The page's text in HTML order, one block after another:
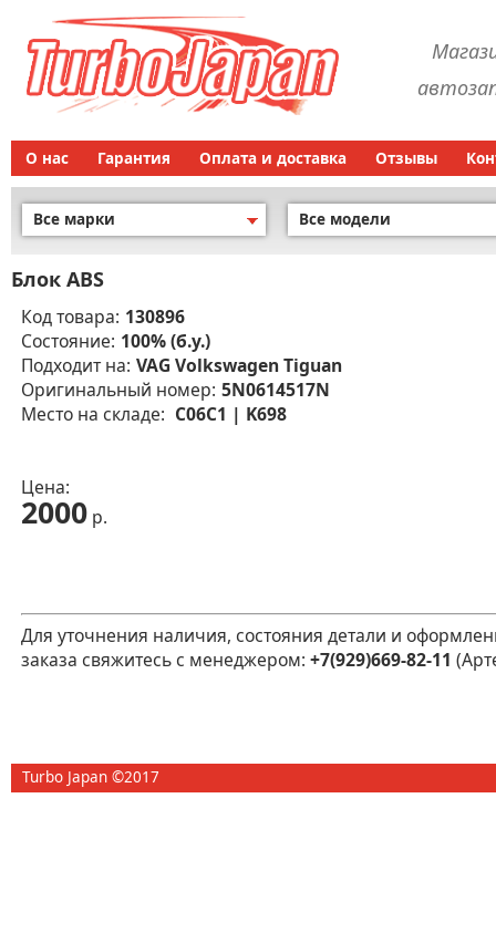
О нас Гарантия Оплата и доставка Отзывы
Все марки Все модели
Блок ABS
Код товара: 130896
Состояние: 100% (б.у.)
Подходит на: VAG Volkswagen Tiguan
Оригинальный номер: 5N0614517N
Место на складе: C06C1 | K698
Цена:
2000 р.
Для уточнения наличия, состояния детали и
заказа свяжитесь с менеджером: +7(929)669-82-11
Turbo Japan ©2017